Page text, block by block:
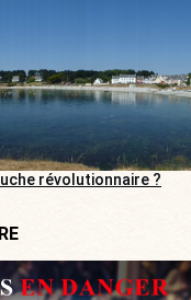
révolutionnaire ?